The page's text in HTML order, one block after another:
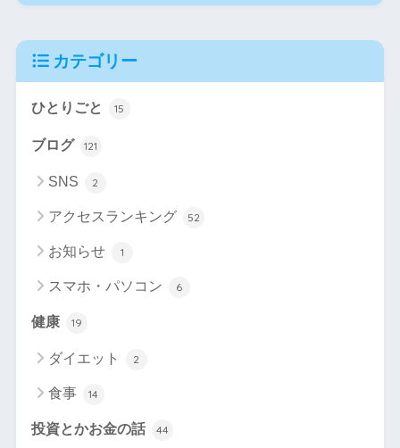
カテゴリー
ひとりごと 15
ブログ 121
SNS 2
アクセスランキング 52
お知らせ 1
スマホ・パソコン 6
健康 19
ダイエット 2
食事 14
投資とかお金の話 44